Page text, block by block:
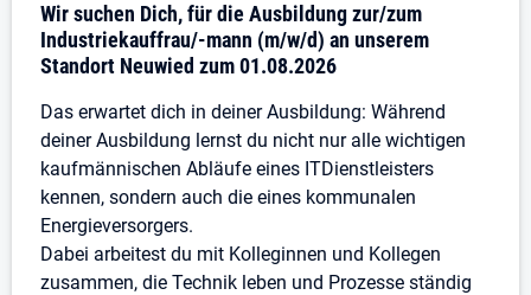
Wir suchen Dich, für die Ausbildung zur/zum
Industriekauffrau/-mann (m/w/d) an unserem
Standort Neuwied zum 01.08.2026
Das erwartet dich in deiner Ausbildung: Während
deiner Ausbildung lernst du nicht nur alle wichtigen
kaufmännischen Abläufe eines ITDienstleisters
kennen, sondern auch die eines kommunalen
Energieversorgers.
Dabei arbeitest du mit Kolleginnen und Kollegen
zusammen, die Technik leben und Prozesse ständig